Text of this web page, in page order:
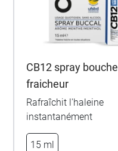
CB12 spray bouche
fraicheur
Rafraîchit l'haleine
instantanément
15 ml